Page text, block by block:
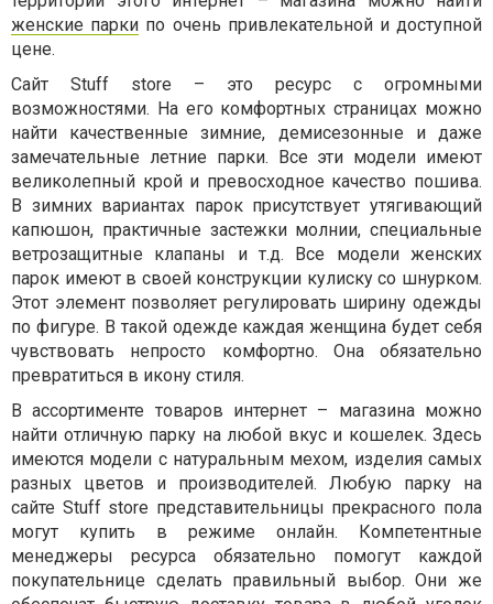
женские парки по очень привлекательной и доступной
цене.
Сайт Stuff store – это ресурс с огромными
возможностями. На его комфортных страницах можно
найти качественные зимние, демисезонные и даже
замечательные летние парки. Все эти модели имеют
великолепный крой и превосходное качество пошива.
В зимних вариантах парок присутствует утягивающий
капюшон, практичные застежки молнии, специальные
ветрозащитные клапаны и т.д. Все модели женских
парок имеют в своей конструкции кулиску со шнурком.
Этот элемент позволяет регулировать ширину одежды
по фигуре. В такой одежде каждая женщина будет себя
чувствовать непросто комфортно. Она обязательно
превратиться в икону стиля.
В ассортименте товаров интернет – магазина можно
найти отличную парку на любой вкус и кошелек. Здесь
имеются модели с натуральным мехом, изделия самых
разных цветов и производителей. Любую парку на
сайте Stuff store представительницы прекрасного пола
могут купить в режиме онлайн. Компетентные
менеджеры ресурса обязательно помогут каждой
покупательнице сделать правильный выбор. Они же